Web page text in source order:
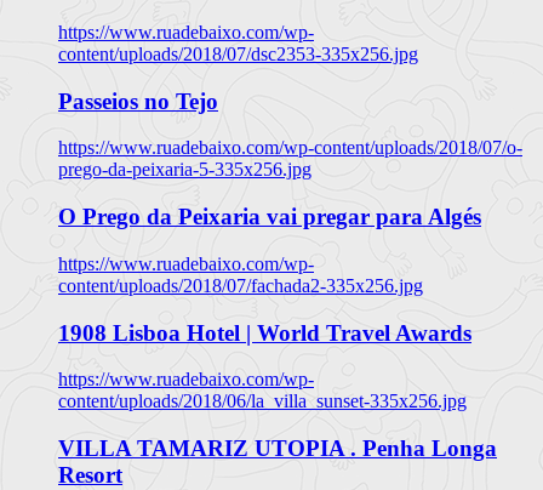
https://www.ruadebaixo.com/wp-
content/uploads/2018/07/dsc2353-335x256.jpg
Passeios no Tejo
https://www.ruadebaixo.com/wp-content/uploads/2018/07/o-
prego-da-peixaria-5-335x256.jpg
O Prego da Peixaria vai pregar para Algés
https://www.ruadebaixo.com/wp-
content/uploads/2018/07/fachada2-335x256.jpg
1908 Lisboa Hotel | World Travel Awards
https://www.ruadebaixo.com/wp-
content/uploads/2018/06/la_villa_sunset-335x256.jpg
VILLA TAMARIZ UTOPIA . Penha Longa
Resort